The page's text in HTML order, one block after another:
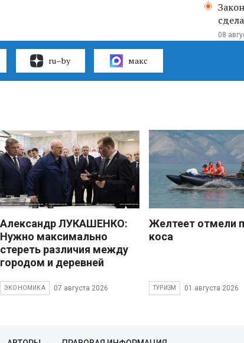
08
ru–by макс
Александр ЛУКАШЕНКО:
Нужно максимально
стереть различия между
городом и деревней
ЭКОНОМИКА 07 августа 2026
Желтеет отмели
коса
ТУРИЗМ 01 августа 2026